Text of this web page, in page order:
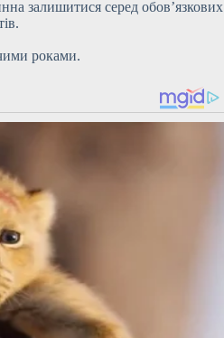
залишитися серед
роками.